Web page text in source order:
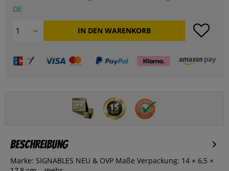
DE
IN DEN WARENKORB
Beschreibung
Marke: SIGNABLES NEU & OVP Maße Verpackung: 14 × 6,5 ×